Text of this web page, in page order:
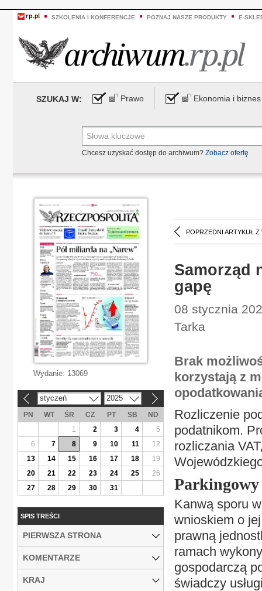
SZKOLENIA I KONFERENCJE POZNAJ NASZE PRODUKTY E-
SZUKAJ W: Prawo Ekonomia i biznes
Chcesz uzyskać dostęp do archiwum? Zobacz ofertę
POPRZEDNI ARTYKUŁ Z
Samorząd
gapę
08 stycznia
Tarka
Brak
korzystają z
Rozliczenie
podatnikom.
rozliczania
Parkingowy
Kanwą sporu
wnioskiem o
prawną
ramach
gospodarczą
świadczy
Wydanie: 13069
styczeń 2025
PN WT ŚR CZ PT SB
ND
1
2 3 4
5
6
7 8 9 10 11
12
13
14 15 16 17 18
19
20
21 22 23 24 25
26
27
28 29 30 31
SPIS TREŚCI
PIERWSZA STRONA
KOMENTARZE
KRAJ